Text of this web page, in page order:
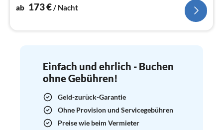
ab 173€/ Nacht
Einfach und ehrlich - Buchen
ohne Gebühren!
Geld-zurück-Garantie
Ohne Provision und Servicegebühren
Preise wie beim Vermieter